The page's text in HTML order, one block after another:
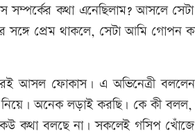
সম্পর্কের কথা এনেছিলাম? আসলে
সঙ্গে প্রেম থাকলে, সেটা আমি গোপন
আসল ফোকাস। এ অভিনেত্রী
নিয়ে। অনেক লড়াই করছি। কে কী
কথা বলছে না। সকলেই গসিপ